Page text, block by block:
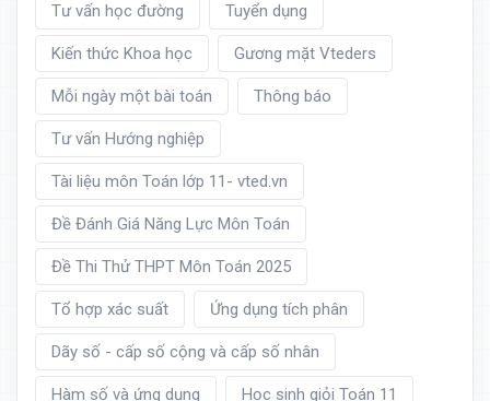
Tư vấn học đường Tuyển dụng
Kiến thức Khoa học Gương mặt Vteders
Mỗi ngày một bài toán Thông báo
Tư vấn Hướng nghiệp
Tài liệu môn Toán lớp 11- vted.vn
Đề Đánh Giá Năng Lực Môn Toán
Đề Thi Thử THPT Môn Toán 2025
Tổ hợp xác suất Ứng dụng tích phân
Dãy số - cấp số cộng và cấp số nhân
Hàm số và ứng dụng Học sinh giỏi Toán 11